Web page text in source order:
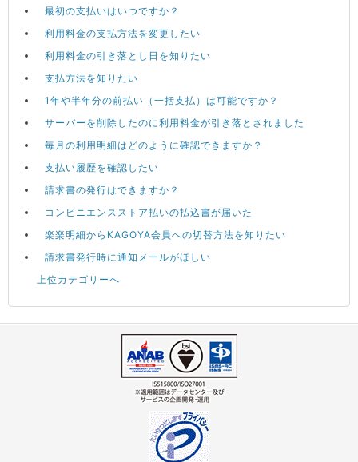
最初の支払いはいつですか？
利用料金の支払方法を変更したい
利用料金の引き落とし日を知りたい
支払方法を知りたい
1年や半年分の前払い（一括支払）は可能ですか？
サーバーを削除したのに利用料金が引き落とされました
毎月の利用明細はどのように確認できますか？
支払い履歴を確認したい
請求書の発行はできますか？
コンビニエンスストア払いの払込書が届いた
楽楽明細からKAGOYA会員への切替方法を知りたい
請求書発行時に通知メールがほしい
上位カテゴリーへ